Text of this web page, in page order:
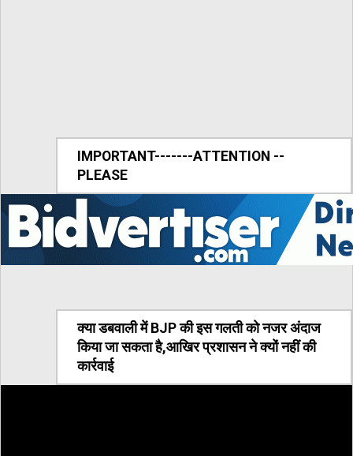
IMPORTANT-------ATTENTION --
PLEASE
क्या डबवाली में BJP की इस गलती को नजर अंदाज
किया जा सकता है,आखिर प्रशासन ने क्यों नहीं की
कार्रवाई